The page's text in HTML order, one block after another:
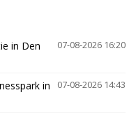
07-08-2026 16:20
in Den
07-08-2026 14:43
in